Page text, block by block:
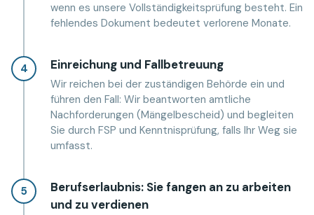
wenn es unsere Vollständigkeitsprüfung besteht. Ein
fehlendes Dokument bedeutet verlorene Monate.
4 Einreichung und Fallbetreuung
Wir reichen bei der zuständigen Behörde ein und
führen den Fall: Wir beantworten amtliche
Nachforderungen (Mängelbescheid) und begleiten
Sie durch FSP und Kenntnisprüfung, falls Ihr Weg sie
umfasst.
5
Berufserlaubnis: Sie fangen an zu arbeiten
und zu verdienen